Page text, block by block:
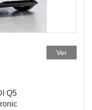
Q5
Ver